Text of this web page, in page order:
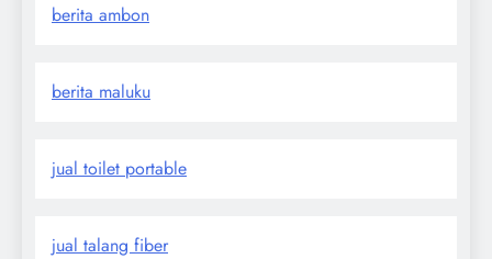
berita ambon
berita maluku
jual toilet portable
jual talang fiber